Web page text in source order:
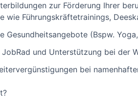
zur Förderung Ihrer
wie Führungskräftetrainings,
Gesundheitsangebote (Bspw.
und Unterstützung bei der
bei